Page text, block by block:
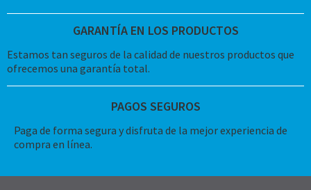
GARANTÍA EN LOS PRODUCTOS
Estamos tan seguros de la calidad de nuestros productos que
ofrecemos una garantía total.
PAGOS SEGUROS
Paga de forma segura y disfruta de la mejor experiencia de
compra en línea.